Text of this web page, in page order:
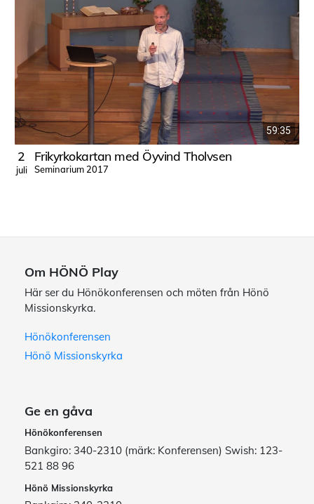
59:35
2
juli
Frikyrkokartan med Öyvind Tholvsen
Seminarium 2017
Om HÖNÖ Play
Här ser du Hönökonferensen och möten från Hönö
Missionskyrka.
Hönökonferensen
Hönö Missionskyrka
Ge en gåva
Hönökonferensen
Bankgiro: 340-2310 (märk: Konferensen) Swish: 123-
521 88 96
Hönö Missionskyrka